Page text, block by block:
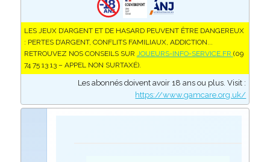
LES JEUX D’ARGENT ET DE HASARD PEUVENT ÊTRE DANGEREUX
: PERTES D’ARGENT, CONFLITS FAMILIAUX, ADDICTION...
RETROUVEZ NOS CONSEILS SUR JOUEURS-INFO-SERVICE.FR (09
74 75 13 13 – APPEL NON SURTAXÉ).
Les abonnés doivent avoir 18 ans ou plus. Visit :
https://www.gamcare.org.uk/